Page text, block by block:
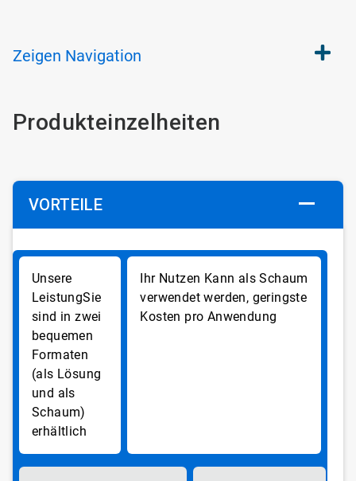
Zeigen Navigation
Produkteinzelheiten
VORTEILE
Sie
sind in zwei
bequemen
Formaten
(als Lösung
und als
Schaum)
erhältlich
Kann als Schaum
verwendet werden, geringste
Kosten pro Anwendung